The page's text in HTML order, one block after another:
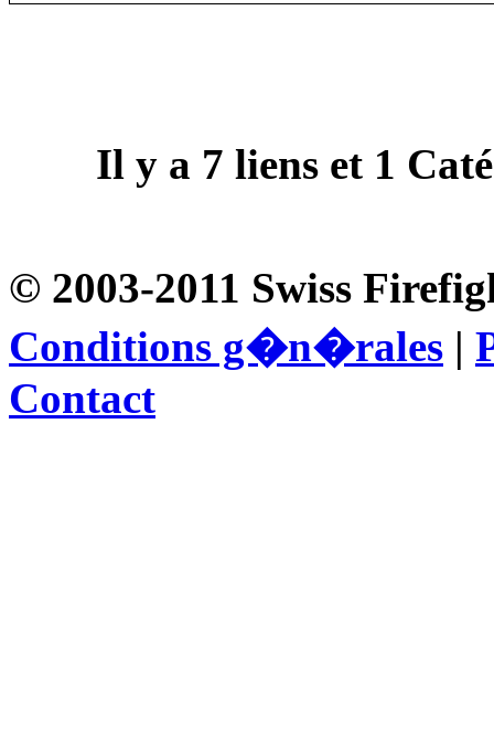
Il y a 7 liens et 1
© 2003-2011 Swiss
Conditions g�n�rales |
Contact